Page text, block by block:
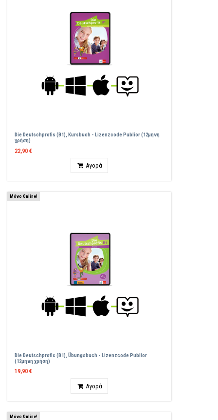
Die Deutschprofis (B1), Kursbuch - Lizenzcode Publior (12μηνη
χρήση)
22,90 €
Αγορά
Μόνο Online!
Die Deutschprofis (B1), Übungsbuch - Lizenzcode Publior
(12μηνη χρήση)
19,90 €
Αγορά
Μόνο Online!